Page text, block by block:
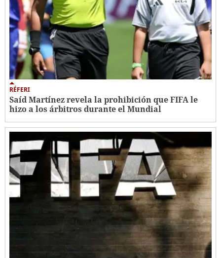
RÉFERI
Saíd Martínez revela la prohibición que FIFA le
hizo a los árbitros durante el Mundial